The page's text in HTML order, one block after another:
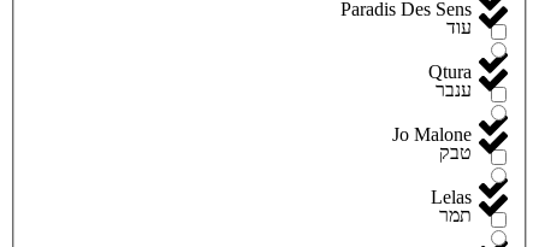
Paradis Des Sens
Qtura
Jo Malone
Lelas
עוד
ענבר
טבק
תמר